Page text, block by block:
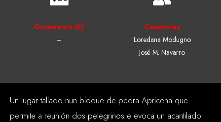
Orzamento (€)
–
Coautores
Loredana Modugno
José M. Navarro
Un lugar tallado nun bloque de pedra Apricena que
permite a reunión dos pelegrinos e evoca un acantilado